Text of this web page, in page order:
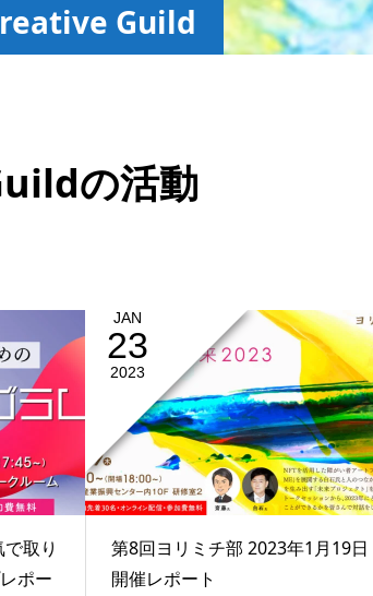
Guild
の活動
取り
ポー
JAN
23
2023
第8回ヨリミチ部 2023年1月19日
開催レポート